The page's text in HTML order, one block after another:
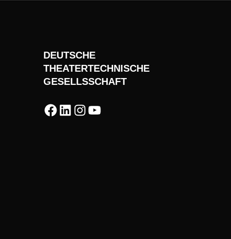
DEUTSCHE
THEATERTECHNISCHE
GESELLSSCHAFT
Facebook
LinkedIn
Instagram
YouTube